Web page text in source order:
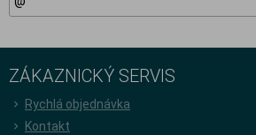
ZÁKAZNICKÝ SERVIS
Rychlá objednávka
Kontakt